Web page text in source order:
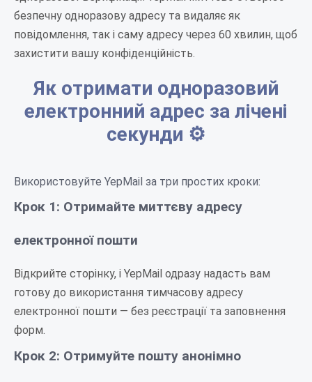
безпечну одноразову адресу та видаляє як
повідомлення, так і саму адресу через 60 хвилин, щоб
захистити вашу конфіденційність.
Як отримати одноразовий
електронний адрес за лічені
секунди ⚙️
Використовуйте YepMail за три простих кроки:
Крок 1: Отримайте миттєву адресу
електронної пошти
Відкрийте сторінку, і YepMail одразу надасть вам
готову до використання тимчасову адресу
електронної пошти — без реєстрації та заповнення
форм.
Крок 2: Отримуйте пошту анонімно